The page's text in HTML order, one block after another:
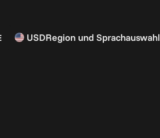
USDRegion und Sprachauswahl